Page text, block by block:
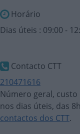
Horário
Dias úteis : 09:00 -
Contacto CTT
210471616
Número geral,
nos dias úteis, das
contactos dos CTT.